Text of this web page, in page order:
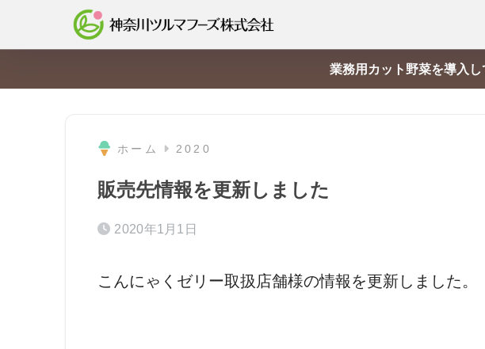
業務用カット野菜を導入
ホーム 2020
販売先情報を更新しました
2020年1月1日
こんにゃくゼリー取扱店舗様の情報を更新しました。